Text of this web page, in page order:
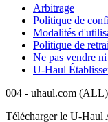
Arbitrage
Politique de
Modalités
Politique de
Ne pas vendre
U-Haul
004 - uhaul.com
Télécharger le U-Haul